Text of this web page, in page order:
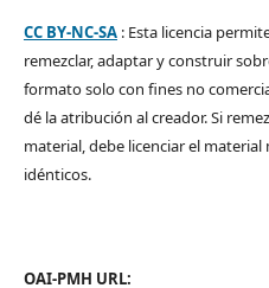
CC BY-NC-SA: Esta licencia
remezclar, adaptar y construir
formato solo con fines no
dé la atribución al creador. Si
material, debe licenciar el
idénticos.
OAI-PMH URL: